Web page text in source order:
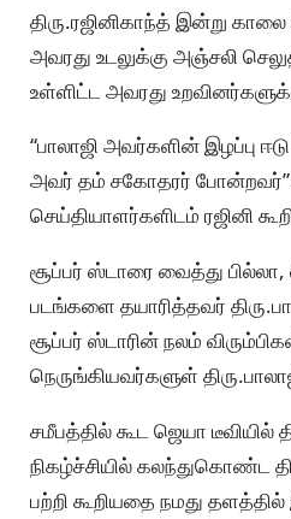
திரு.ரஜினிகாந்த் இன்று
அவரது உடலுக்கு அஞ்சலி
உள்ளிட்ட அவரது
“பாலாஜி அவர்களின் இழப்பு
அவர் தம் சகோதரர் போன்றவர்”
செய்தியாளர்களிடம் ரஜினி
சூப்பர் ஸ்டாரை வைத்து
படங்களை தயாரித்தவர்
சூப்பர் ஸ்டாரின் நலம்
நெருங்கியவர்களுள்
சமீபத்தில் கூட ஜெயா டீவியில்
நிகழ்ச்சியில் கலந்துகொண்ட
பற்றி கூறியதை நமது